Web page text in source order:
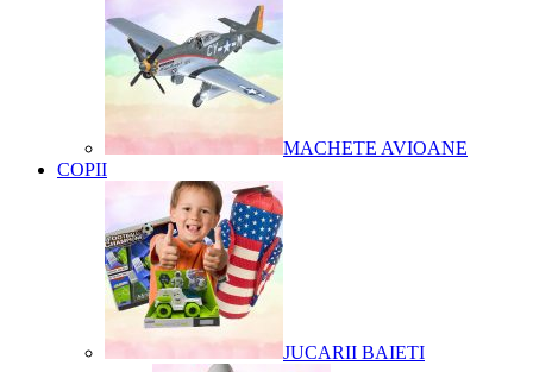
MACHETE AVIOANE
COPII
JUCARII BAIETI